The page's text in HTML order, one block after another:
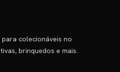
colecionáveis no
brinquedos e mais.